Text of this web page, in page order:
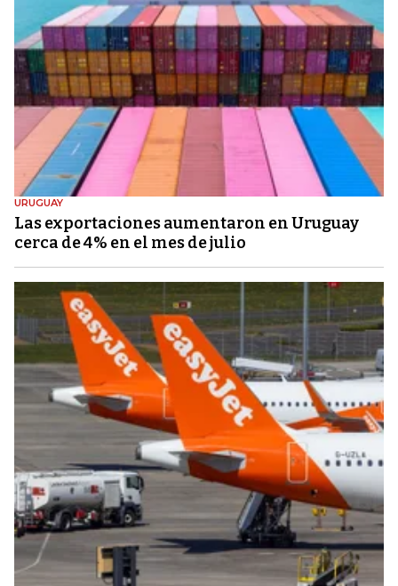
URUGUAY
Las exportaciones aumentaron en Uruguay
cerca de 4% en el mes de julio